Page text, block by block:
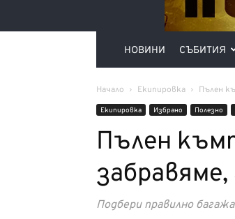
НОВИНИ СЪБИТИЯ
Начало Екипировка Пълен
Екипировка Избрано Полезно
Пълен
Подбери правилно